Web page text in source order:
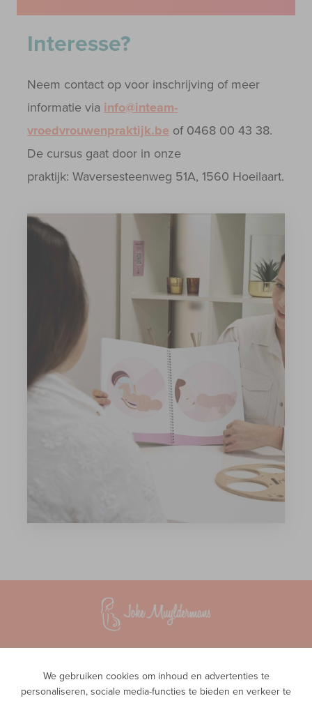
Interesse?
Neem contact op voor inschrijving of meer
informatie via info@inteam-
vroedvrouwenpraktijk.be of 0468 00 43 38.
De cursus gaat door in onze
praktijk: Waversesteenweg 51A, 1560 Hoeilaart.
We gebruiken cookies om inhoud en advertenties te
personaliseren, sociale media-functies te bieden en verkeer te
Waversesteenweg 51A
1560 Hoeilaart